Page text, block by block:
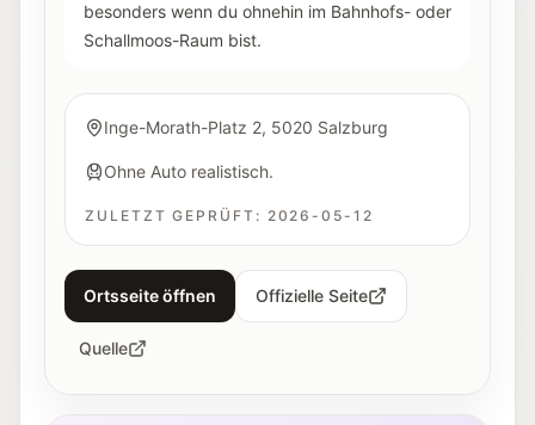
besonders wenn du ohnehin im Bahnhofs- oder
Schallmoos-Raum bist.
Inge-Morath-Platz 2, 5020 Salzburg
Ohne Auto realistisch.
ZULETZT GEPRÜFT: 2026-05-12
Ortsseite öffnen Offizielle Seite
Quelle